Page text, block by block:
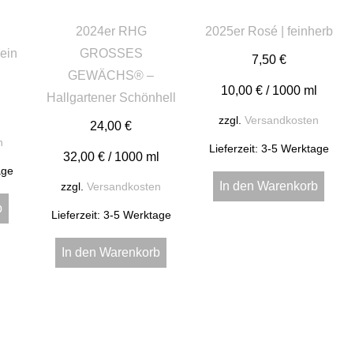
2024er RHG
GROSSES
GEWÄCHS® –
Hallgartener Schönhell
24,00€
32,00 €/ 1000 ml
zzgl.Versandkosten
Lieferzeit: 3-5 Werktage
In den Warenkorb
2025er Rosé | feinherb
7,50 €
10,00 €/ 1000 ml
zzgl.Versandkosten
Lieferzeit: 3-5 Werktage
In den Warenkorb